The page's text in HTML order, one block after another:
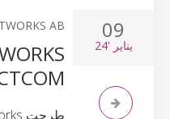
09
يناير '24
AB